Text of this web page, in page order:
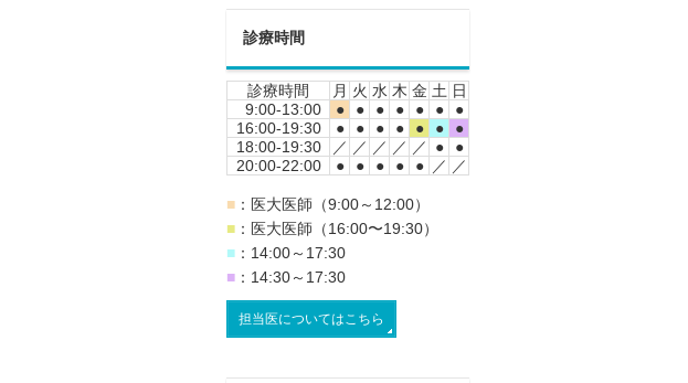
診療時間
診療時間 月 火 水 木 金 土 日
9:00-13:00
● ● ● ● ● ●
●
16:00-19:30
● ● ● ● ● ●
●
18:00-19:30
／ ／ ／ ／ ／ ●
●
20:00-22:00
● ● ● ● ● ／ ／
■ ：医大医師（9:00～12:00）
■ ：医大医師（16:00〜19:30）
■ ：14:00～17:30
■ ：14:30～17:30
担当医についてはこちら